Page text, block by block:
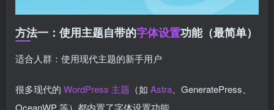
方法一：使用主题自带的字体设置功能（最简单）
适合人群：使用现代主题的新手用户
很多现代的 WordPress 主题 （如 Astra 、GeneratePress、
OceanWP 等）都内置了字体设置功能。